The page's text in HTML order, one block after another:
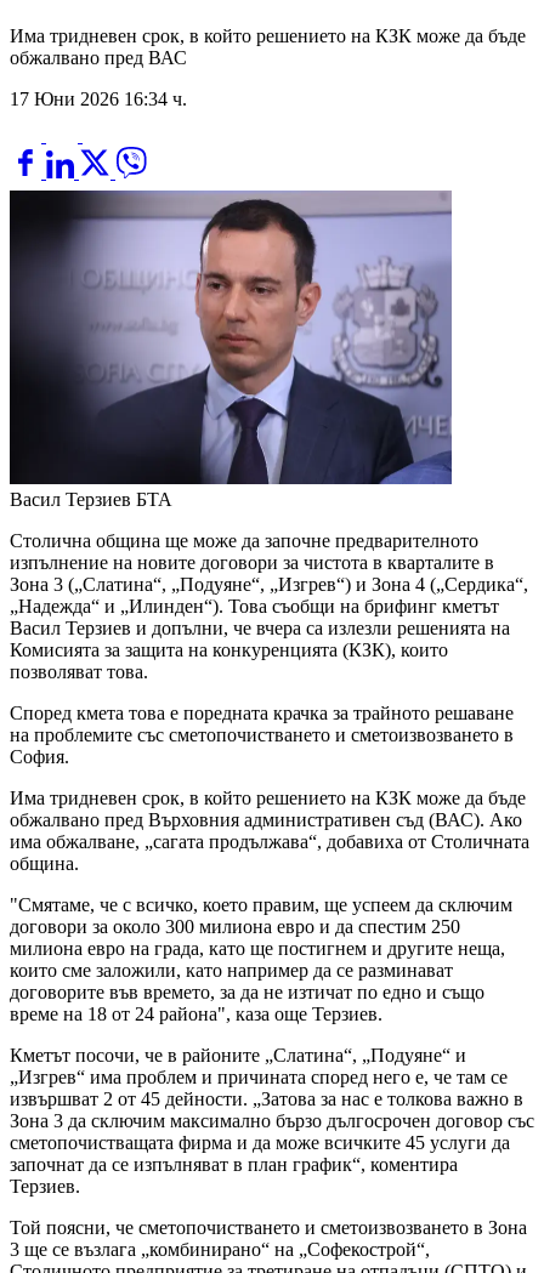
Има тридневен срок, в който решението на КЗК може да бъде
обжалвано пред ВАС
17 Юни 2026 16:34 ч.
Васил Терзиев БТА
Столична община ще може да започне предварителното
изпълнение на новите договори за чистота в кварталите в
Зона 3 („Слатина“, „Подуяне“, „Изгрев“) и Зона 4 („Сердика“,
„Надежда“ и „Илинден“). Това съобщи на брифинг кметът
Васил Терзиев и допълни, че вчера са излезли решенията на
Комисията за защита на конкуренцията (КЗК), които
позволяват това.
Според кмета това е поредната крачка за трайното решаване
на проблемите със сметопочистването и сметоизвозването в
София.
Има тридневен срок, в който решението на КЗК може да бъде
обжалвано пред Върховния административен съд (ВАС). Ако
има обжалване, „сагата продължава“, добавиха от Столичната
община.
"Смятаме, че с всичко, което правим, ще успеем да сключим
договори за около 300 милиона евро и да спестим 250
милиона евро на града, като ще постигнем и другите неща,
които сме заложили, като например да се разминават
договорите във времето, за да не изтичат по едно и също
време на 18 от 24 района", каза още Терзиев.
Кметът посочи, че в районите „Слатина“, „Подуяне“ и
„Изгрев“ има проблем и причината според него е, че там се
извършват 2 от 45 дейности. „Затова за нас е толкова важно в
Зона 3 да сключим максимално бързо дългосрочен договор със
сметопочистващата фирма и да може всичките 45 услуги да
започнат да се изпълняват в план график“, коментира
Терзиев.
Той поясни, че сметопочистването и сметоизвозването в Зона
3 ще се възлага „комбинирано“ на „Софекострой“,